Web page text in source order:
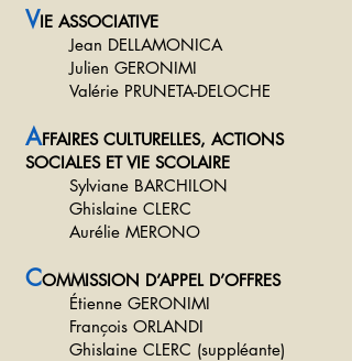
VIE ASSOCIATIVE
Jean DELLAMONICA
Julien GERONIMI
Valérie PRUNETA-DELOCHE
AFFAIRES CULTURELLES, ACTIONS
SOCIALES ET VIE SCOLAIRE
Sylviane BARCHILON
Ghislaine CLERC
Aurélie MERONO
COMMISSION D’APPEL D’OFFRES
Étienne GERONIMI
François ORLANDI
Ghislaine CLERC (suppléante)